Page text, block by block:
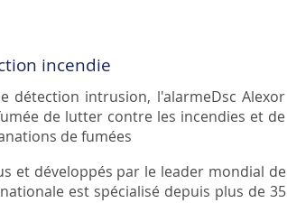
incendie
détection intrusion, l'alarmeDsc Alexor
de lutter contre les incendies et de
de fumées
et développés par le leader mondial de
est spécialisé depuis plus de 35